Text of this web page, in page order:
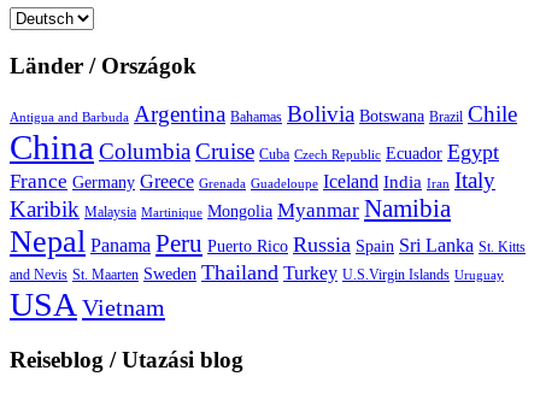
Sprache
Länder / Országok
Antigua and Barbuda Argentina Bahamas Bolivia Botswana Brazil Chile
China ColumbiaCruise Cuba Czech Republic Ecuador Egypt
France Germany Greece Grenada Guadeloupe Iceland India Iran Italy
Karibik Malaysia Martinique Mongolia Myanmar Namibia
Nepal Panama Peru Puerto Rico Russia Spain Sri Lanka St. Kitts
and Nevis St. Maarten Sweden Thailand Turkey U.S.Virgin Islands Uruguay
USAVietnam
Reiseblog / Utazási blog